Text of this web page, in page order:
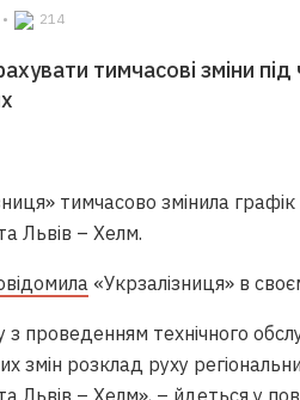
• 214
тимчасові зміни
тимчасово змінила
Львів – Хелм.
«Укрзалізниця» в
з проведенням технічного
змін розклад руху
Львів – Хелм», – йдеться у